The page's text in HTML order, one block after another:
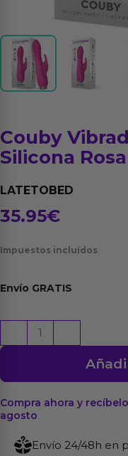
Couby
Silicona Rosa
LATETOBED
35.95€
Impuestos incluídos
Envío GRATIS
Vibrador
Conejito
Silicona
Rosa
cantidad
Compra ahora y
agosto
Envío 24/48h en